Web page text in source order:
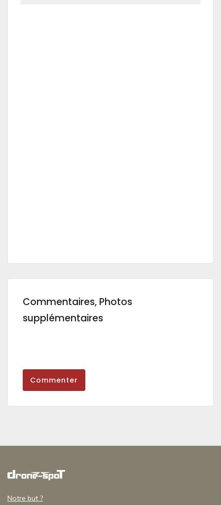
Commentaires, Photos
supplémentaires
Commenter
Notre but ?